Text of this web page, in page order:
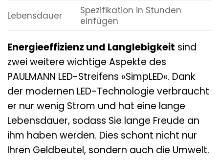
Lebensdauer
Spezifikation in Stunden
einfügen
Energieeffizienz und Langlebigkeit sind
zwei weitere wichtige Aspekte des
PAULMANN LED-Streifens »SimpLED«. Dank
der modernen LED-Technologie verbraucht
er nur wenig Strom und hat eine lange
Lebensdauer, sodass Sie lange Freude an
ihm haben werden. Dies schont nicht nur
Ihren Geldbeutel, sondern auch die Umwelt.